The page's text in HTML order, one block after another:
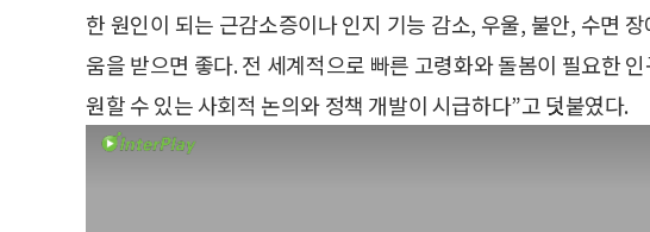
한 원인이 되는 근감소증이나 인지 기능 감소, 우울, 불안, 수면
움을 받으면 좋다. 전 세계적으로 빠른 고령화와 돌봄이 필요한
원할 수 있는 사회적 논의와 정책 개발이 시급하다”고 덧붙였다.